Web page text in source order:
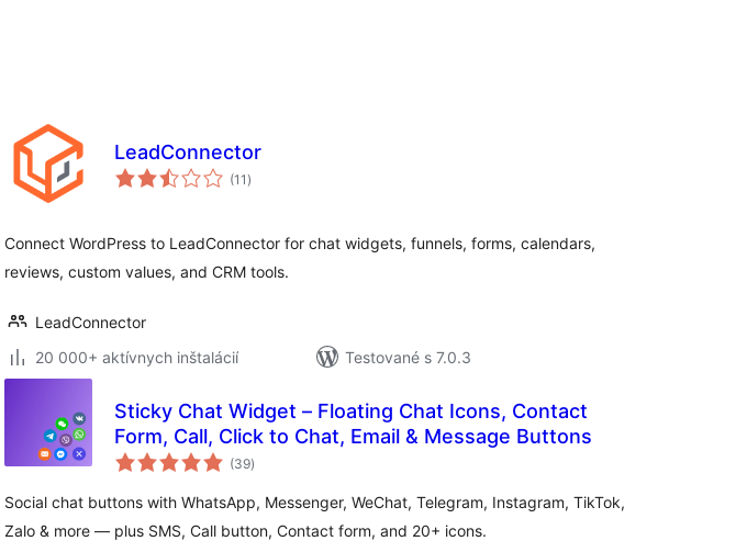
LeadConnector
(11 celkové
hodnotenie
)
Connect WordPress to LeadConnector for chat widgets, funnels, forms, calendars,
reviews, custom values, and CRM tools.
LeadConnector
20 000+ aktívnych inštalácií
Testované s 7.0.3
Sticky Chat Widget – Floating Chat Icons, Contact
Form, Call, Click to Chat, Email & Message Buttons
(39celkové
hodnotenie
)
Social chat buttons with WhatsApp, Messenger, WeChat, Telegram, Instagram, TikTok,
Zalo & more — plus SMS, Call button, Contact form, and 20+ icons.